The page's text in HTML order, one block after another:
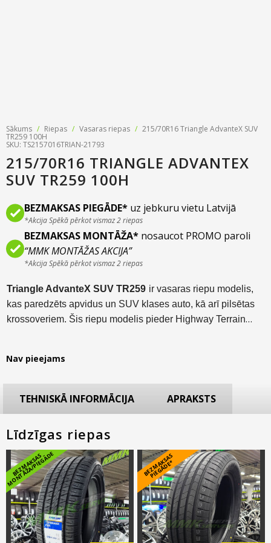
Riepu glabāšana
Riepu piegāde
Sākums / Riepas / Vasaras riepas / 215/70R16 Triangle AdvanteX SUV
TR259 100H
SKU: TS2157016TRIAN-21793
215/70R16 TRIANGLE ADVANTEX
SUV TR259 100H
BEZMAKSAS PIEGĀDE* uz jebkuru vietu Latvijā
*Akcija Spēkā pērkot vismaz 2 riepas
BEZMAKSAS MONTĀŽA* nosaucot PROMO paroli
“MMK MONTĀŽAS AKCIJA”
*Akcija Spēkā pērkot vismaz 2 riepas
Triangle AdvanteX SUV TR259 ir vasaras riepu modelis,
kas paredzēts apvidus un SUV klases auto, kā arī pilsētas
krossoveriem. Šis riepu modelis pieder Highway Terrain
Nav pieejams
TEHNISKĀ INFORMĀCIJA APRAKSTS
Līdzīgas riepas
B
E
Z
M
A
K
S
A
S
M
O
N
T
Ā
Ž
A
/
PI
E
G
Ā
D
E B
E
Z
M
A
K
S
A
S
PI
E
G
Ā
D
E
*